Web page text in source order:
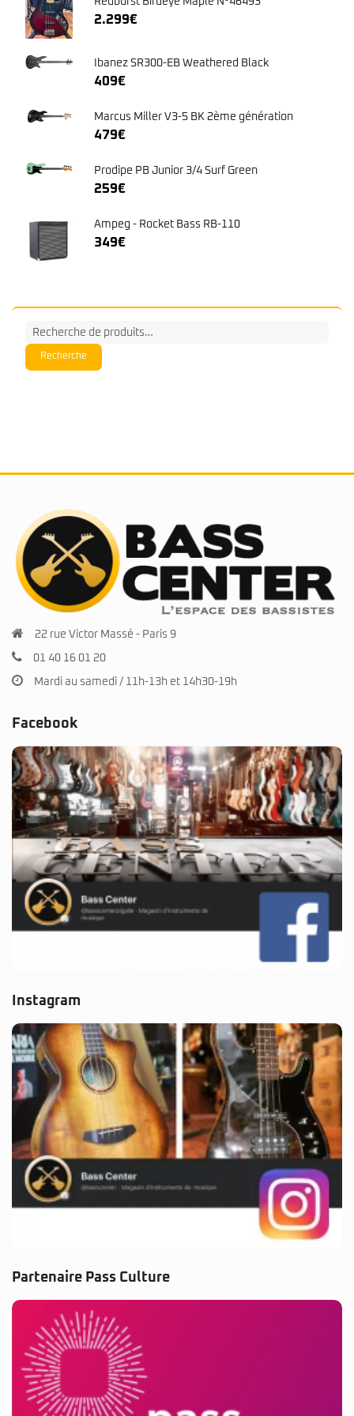
2.299€
Ibanez SR300-EB Weathered Black
409€
Marcus Miller V3-5 BK 2ème génération
479€
Prodipe PB Junior 3/4 Surf Green
259€
Ampeg - Rocket Bass RB-110
349€
Recherche
pour :
Recherche
22 rue Victor Massé - Paris 9
01 40 16 01 20
Mardi au samedi / 11h-13h et 14h30-19h
Facebook
Instagram
Partenaire Pass Culture